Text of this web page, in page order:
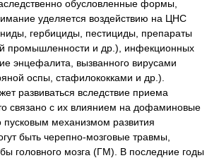
обусловленные формы,
уделяется воздействию на ЦНС
гербициды, пестициды, препараты
промышленности и др.), инфекционных
энцефалита, вызванного вирусами
оспы, стафилококками и др.).
развиваться вследствие приема
связано с их влиянием на дофаминовые
механизмом развития
быть черепно-мозговые травмы,
головного мозга (ГМ). В последние годы